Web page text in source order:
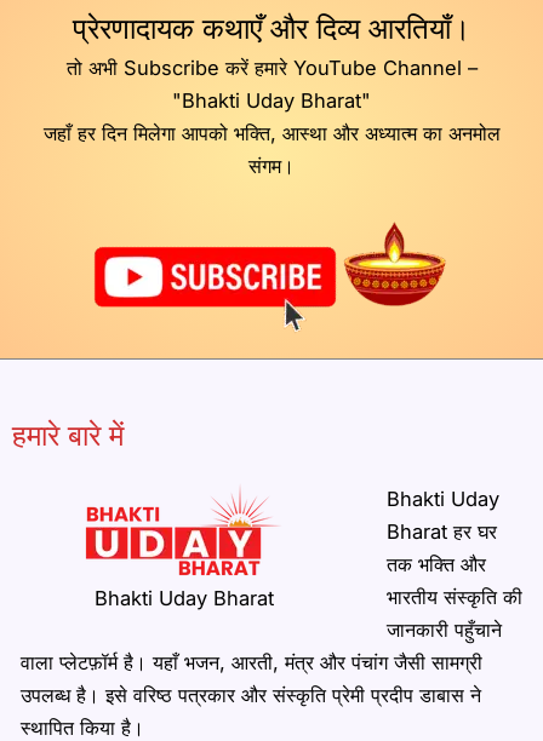
प्रेरणादायक कथाएँ और दिव्य आरतियाँ।
तो अभी Subscribe करें हमारे YouTube Channel –
"Bhakti Uday Bharat"
जहाँ हर दिन मिलेगा आपको भक्ति, आस्था और अध्यात्म का अनमोल
संगम।
हमारे बारे में
Bhakti Uday Bharat
Bhakti Uday
Bharat हर घर
तक भक्ति और
भारतीय संस्कृति की
जानकारी पहुँचाने
वाला प्लेटफ़ॉर्म है। यहाँ भजन, आरती, मंत्र और पंचांग जैसी सामग्री
उपलब्ध है। इसे वरिष्ठ पत्रकार और संस्कृति प्रेमी प्रदीप डाबास ने
स्थापित किया है।